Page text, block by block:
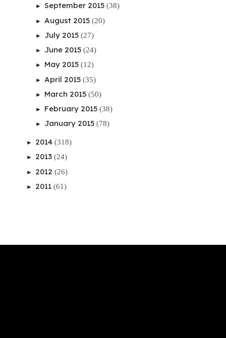
► September 2015 (38)
► August 2015 (20)
► July 2015 (27)
► June 2015 (24)
► May 2015 (12)
► April 2015 (35)
► March 2015 (50)
► February 2015 (38)
► January 2015 (78)
► 2014 (318)
► 2013 (24)
► 2012 (26)
► 2011 (61)